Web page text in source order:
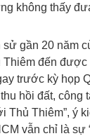
không thấy
gần 20 năm
Thiêm đến
trước kỳ họp
thu hồi đất,
Thủ Thiêm”, ý
vẫn chỉ là